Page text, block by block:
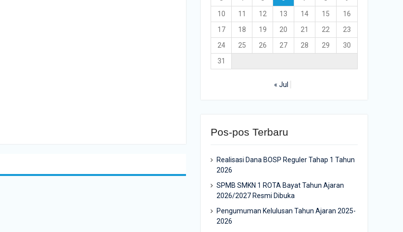
10
11 12 13 14 15
16
17
18 19 20 21 22
23
24
25 26 27 28 29
30
31
« Jul
Pos-pos Terbaru
Realisasi Dana BOSP Reguler Tahap 1 Tahun
2026
SPMB SMKN 1 ROTA Bayat Tahun Ajaran
2026/2027 Resmi Dibuka
Pengumuman Kelulusan Tahun Ajaran 2025-
2026